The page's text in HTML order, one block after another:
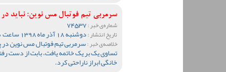
سرمربی تیم فوتبال مس نوین: نباید
شماره‌ی خبر :74537
تاریخ انتشار :دوشنبه 18 آذر ماه 1398 ساعت 10:40
خلاصه‌ی خبر :سرمربی تیم فوتبال مس نوین در
تساوی یک بر یک خاتمه یافت، بابت از دست
خانگی ابراز ناراحتی کرد.